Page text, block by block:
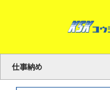
仕事納め